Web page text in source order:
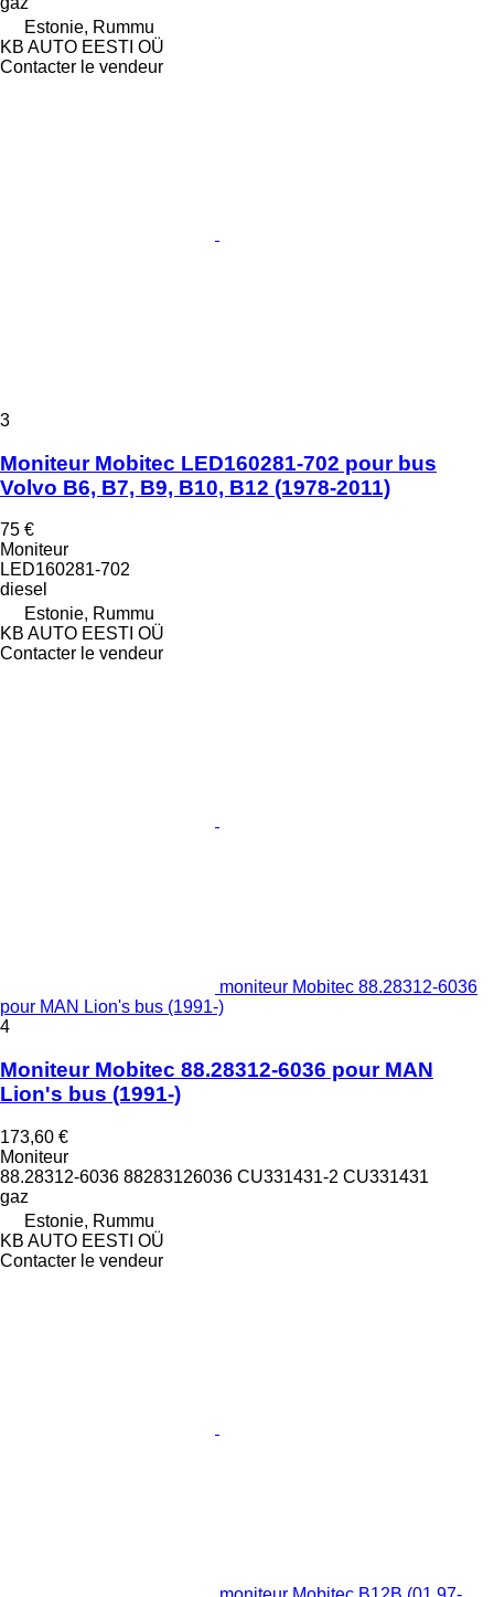
Estonie, Rummu
KB AUTO EESTI OÜ
Contacter le vendeur
3
Moniteur Mobitec LED160281-702 pour bus
Volvo B6, B7, B9, B10, B12 (1978-2011)
75 €
Moniteur
LED160281-702
diesel
Estonie, Rummu
KB AUTO EESTI OÜ
Contacter le vendeur
moniteur Mobitec 88.28312-6036
pour MAN Lion's bus (1991-)
4
Moniteur Mobitec 88.28312-6036 pour MAN
Lion's bus (1991-)
173,60 €
Moniteur
88.28312-6036 88283126036 CU331431-2 CU331431
gaz
Estonie, Rummu
KB AUTO EESTI OÜ
Contacter le vendeur